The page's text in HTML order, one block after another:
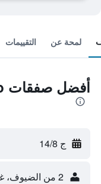
لمحة عن التقييمات
أفضل صفقات Michigan House & Pub
ج 14/8
2 من الضيوف، غرفة واحدة